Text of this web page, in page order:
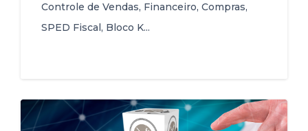
Controle de Vendas, Financeiro, Compras,
SPED Fiscal, Bloco K...